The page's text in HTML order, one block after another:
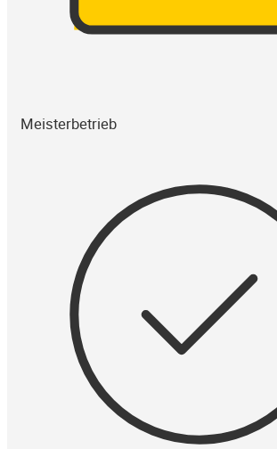
Meisterbetrieb